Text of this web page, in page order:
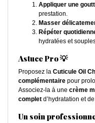
Appliquer une
prestation.
Masser
Répéter
hydratées et
Astuce Pro 💡
Proposez la Cuticule Oil
complémentaire pour
Associez-la à une crème
complet d’hydratation et
Un soin